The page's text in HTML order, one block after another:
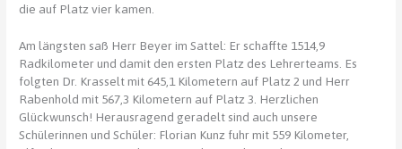
die auf Platz vier kamen.
Am längsten saß Herr Beyer im Sattel: Er schaffte 1514,9
Radkilometer und damit den ersten Platz des Lehrerteams. Es
folgten Dr. Krasselt mit 645,1 Kilometern auf Platz 2 und Herr
Rabenhold mit 567,3 Kilometern auf Platz 3. Herzlichen
Glückwunsch! Herausragend geradelt sind auch unsere
Schülerinnen und Schüler: Florian Kunz fuhr mit 559 Kilometer,